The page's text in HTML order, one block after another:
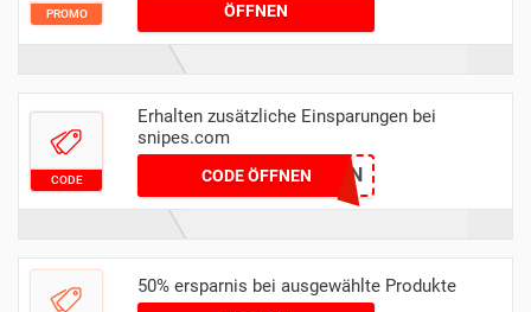
PROMO ÖFFNEN
CODE
Erhalten zusätzliche Einsparungen bei
snipes.com
CODE ÖFFNEN
HONEYCOUPON
50% ersparnis bei ausgewählte Produkte